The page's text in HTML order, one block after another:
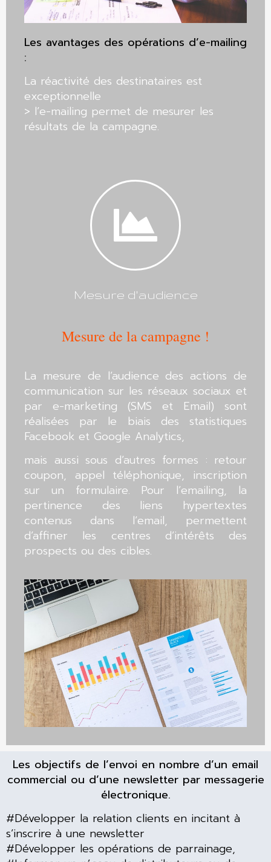
Les avantages des opérations d’e-mailing
:
La réactivité des destinataires est
exceptionnelle
> l’e-mailing permet de mesurer les
résultats de la campagne.
Mesure d'audience
Mesure de la campagne !
La mesure de l’audience des actions de
communication sur les réseaux sociaux et
par e-marketing (SMS et Email) sont
réalisées par le biais des statistiques
Facebook et Google Analytics,
mais aussi sous d’autres formes : retour
coupon, appel téléphonique, inscription
sur un formulaire. Pour l’emailing, la
pertinence des liens hypertextes
contenus dans l’email, permettent
d’affiner les centres d’intérêts des
prospects ou des cibles.
Les objectifs de l’envoi en nombre d’un email
commercial ou d’une newsletter par messagerie
électronique.
#Développer la relation clients en incitant à
s’inscrire à une newsletter
#Développer les opérations de parrainage,